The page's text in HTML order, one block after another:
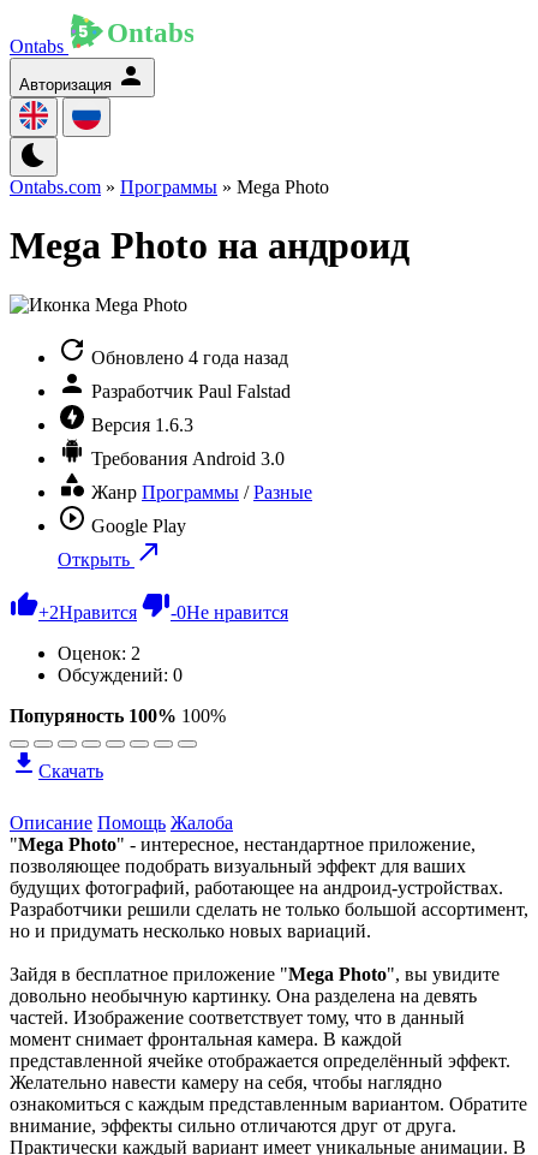
Ontabs
Авторизация
Ontabs.com » Программы » Mega Photo
Mega Photo на андроид
Обновлено 4 года назад
Разработчик Paul Falstad
Версия 1.6.3
Требования Android 3.0
Жанр Программы /Разные
Google Play
Открыть
+2Нравится -0Не нравится
Оценок: 2
Обсуждений: 0
Попуряность 100% 100%
Скачать
Описание Помощь Жалоба
"Mega Photo" - интересное, нестандартное приложение,
позволяющее подобрать визуальный эффект для ваших
будущих фотографий, работающее на андроид-устройствах.
Разработчики решили сделать не только большой ассортимент,
но и придумать несколько новых вариаций.
Зайдя в бесплатное приложение "Mega Photo", вы увидите
довольно необычную картинку. Она разделена на девять
частей. Изображение соответствует тому, что в данный
момент снимает фронтальная камера. В каждой
представленной ячейке отображается определённый эффект.
Желательно навести камеру на себя, чтобы наглядно
ознакомиться с каждым представленным вариантом. Обратите
внимание, эффекты сильно отличаются друг от друга.
Практически каждый вариант имеет уникальные анимации. В